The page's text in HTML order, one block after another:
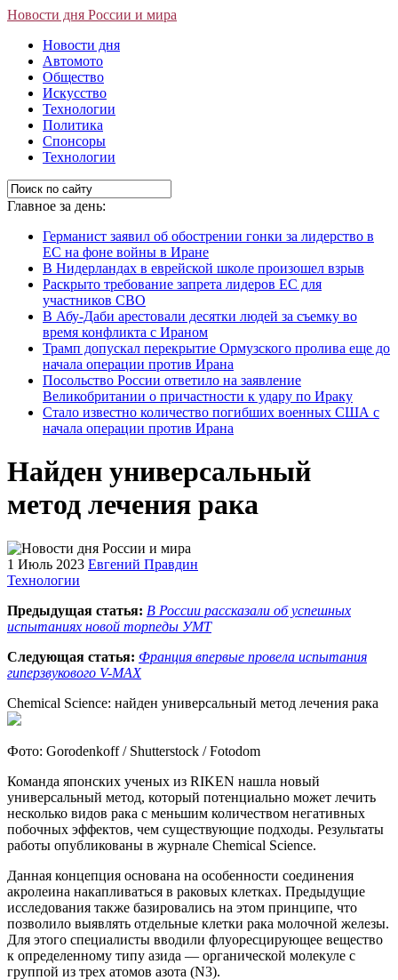
Новости дня России и мира
Новости дня
Автомото
Общество
Искусство
Технологии
Политика
Спонсоры
Технологии
Главное за день:
Германист заявил об обострении гонки за лидерство в
ЕС на фоне войны в Иране
В Нидерландах в еврейской школе произошел взрыв
Раскрыто требование запрета лидеров ЕС для
участников СВО
В Абу-Даби арестовали десятки людей за съемку во
время конфликта с Ираном
Трамп допускал перекрытие Ормузского пролива еще до
начала операции против Ирана
Посольство России ответило на заявление
Великобритании о причастности к удару по Ираку
Стало известно количество погибших военных США с
начала операции против Ирана
Найден универсальный
метод лечения рака
1 Июль 2023 Евгений Правдин
Технологии
Предыдущая статья: В России рассказали об успешных
испытаниях новой торпеды УМТ
Следующая статья: Франция впервые провела испытания
гиперзвукового V-MAX
Chemical Science: найден универсальный метод лечения рака
Фото: Gorodenkoff / Shutterstock / Fotodom
Команда японских ученых из RIKEN нашла новый
универсальный метод, который потенциально может лечить
несколько видов рака с меньшим количеством негативных
побочных эффектов, чем существующие подходы. Результаты
работы опубликованы в журнале Chemical Science.
Данная концепция основана на особенности соединения
акролеина накапливаться в раковых клетках. Предыдущие
исследования также базировались на этом принципе, что
позволило выявлять отдельные клетки рака молочной железы.
Для этого специалисты вводили флуоресцирующее вещество
к определенному типу азида — органической молекуле с
группой из трех атомов азота (N3).